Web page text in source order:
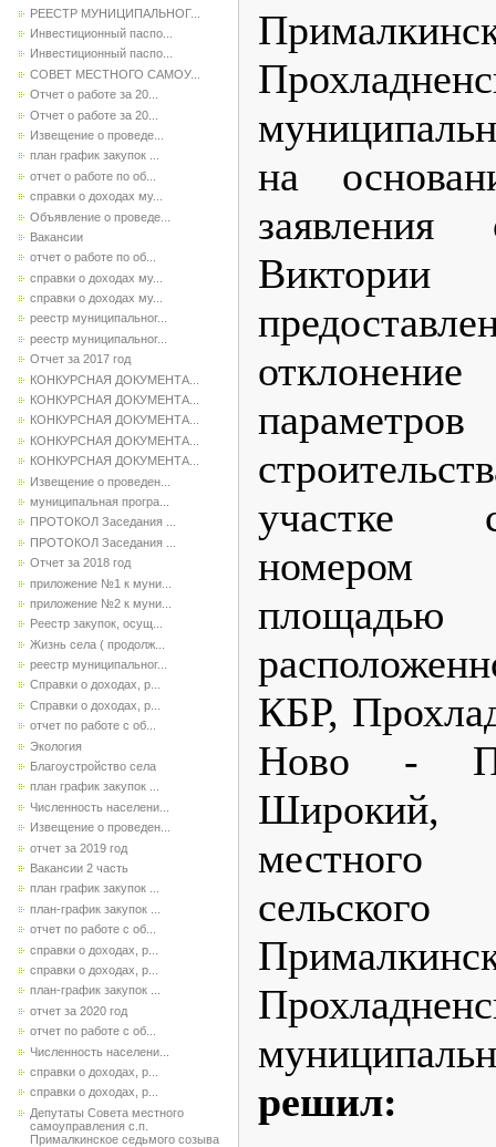
РЕЕСТР МУНИЦИПАЛЬНОГ...
Инвестиционный паспо...
Инвестиционный паспо...
СОВЕТ МЕСТНОГО САМОУ...
Отчет о работе за 20...
Отчет о работе за 20...
Извещение о проведе...
план график закупок ...
отчет о работе по об...
справки о доходах му...
Объявление о проведе...
Вакансии
отчет о работе по об...
справки о доходах му...
справки о доходах му...
реестр муниципальног...
реестр муниципальног...
Отчет за 2017 год
КОНКУРСНАЯ ДОКУМЕНТА...
КОНКУРСНАЯ ДОКУМЕНТА...
КОНКУРСНАЯ ДОКУМЕНТА...
КОНКУРСНАЯ ДОКУМЕНТА...
КОНКУРСНАЯ ДОКУМЕНТА...
Извещение о проведен...
муниципальная програ...
ПРОТОКОЛ Заседания ...
ПРОТОКОЛ Заседания ...
Отчет за 2018 год
приложение №1 к муни...
приложение №2 к муни...
Реестр закупок, осущ...
Жизнь села ( продолж...
реестр муниципальног...
Справки о доходах, р...
Справки о доходах, р...
отчет по работе с об...
Экология
Благоустройство села
план график закупок ...
Численность населени...
Извещение о проведен...
отчет за 2019 год
Вакансии 2 часть
план график закупок ...
план-график закупок ...
отчет по работе с об...
справки о доходах, р...
справки о доходах, р...
план-график закупок ...
отчет за 2020 год
отчет по работе с об...
Численность населени...
справки о доходах, р...
справки о доходах, р...
Депутаты Совета местного
самоуправления с.п.
Прималкинское седьмого созыва
на
участке
номером
КБР,
Ново -
местного
решил: